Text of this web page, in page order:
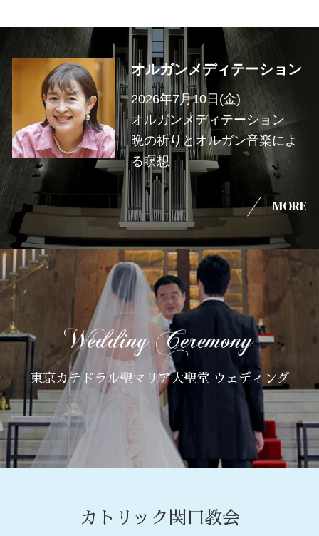
オルガンメディテーション
2026年7月10日(金)
オルガンメディテーション
晩の祈りとオルガン音楽によ
る瞑想
MORE
東京カテドラル聖マリア大聖堂 ウェディング
カトリック関口教会